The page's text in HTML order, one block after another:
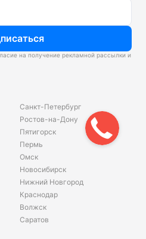
на получение рекламной рассылки и
Санкт-Петербург
Ростов-на-Дону
Пятигорск
Пермь
Омск
Новосибирск
Нижний Новгород
Краснодар
Волжск
Саратов